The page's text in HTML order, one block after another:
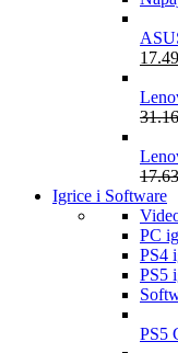
Igrice i Software
PC
PS4
PS5
PS5